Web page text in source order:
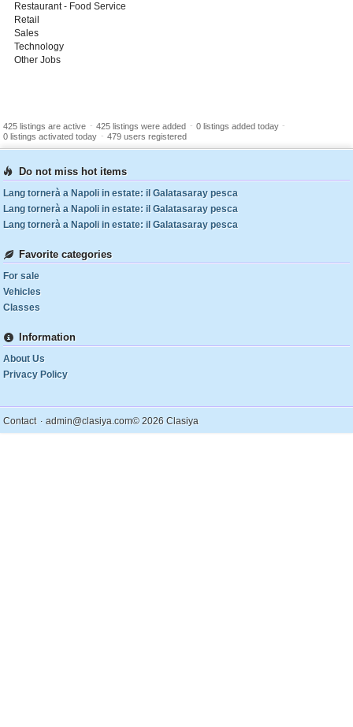
Restaurant - Food Service
Retail
Sales
Technology
Other Jobs
425 listings are active - 425 listings were added - 0 listings added today -
0 listings activated today - 479 users registered
Do not miss hot items
Lang tornerà a Napoli in estate: il Galatasaray pesca
Lang tornerà a Napoli in estate: il Galatasaray pesca
Lang tornerà a Napoli in estate: il Galatasaray pesca
Favorite categories
For sale
Vehicles
Classes
Information
About Us
Privacy Policy
Contact . admin@clasiya.com© 2026 Clasiya